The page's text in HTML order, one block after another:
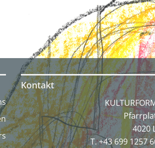
Kontakt
4020
T. +43 699 1257